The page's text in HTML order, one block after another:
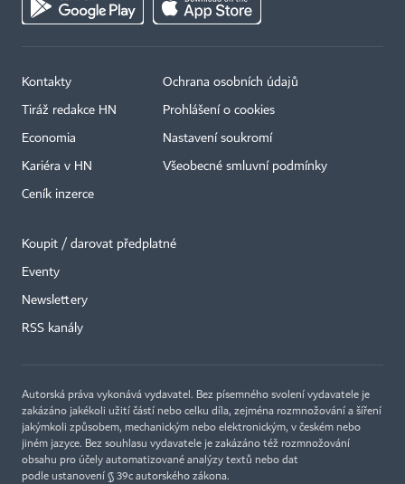
Kontakty
Tiráž redakce HN
Economia
Kariéra v HN
Ceník inzerce
Ochrana osobních údajů
Prohlášení o cookies
Nastavení soukromí
Všeobecné smluvní podmínky
Koupit / darovat předplatné
Eventy
Newslettery
RSS kanály
Autorská práva vykonává vydavatel. Bez písemného svolení vydavatele je
zakázáno jakékoli užití částí nebo celku díla, zejména rozmnožování a šíření
jakýmkoli způsobem, mechanickým nebo elektronickým, v českém nebo
jiném jazyce. Bez souhlasu vydavatele je zakázáno též rozmnožování
obsahu pro účely automatizované analýzy textů nebo dat
podle ustanovení § 39c autorského zákona.